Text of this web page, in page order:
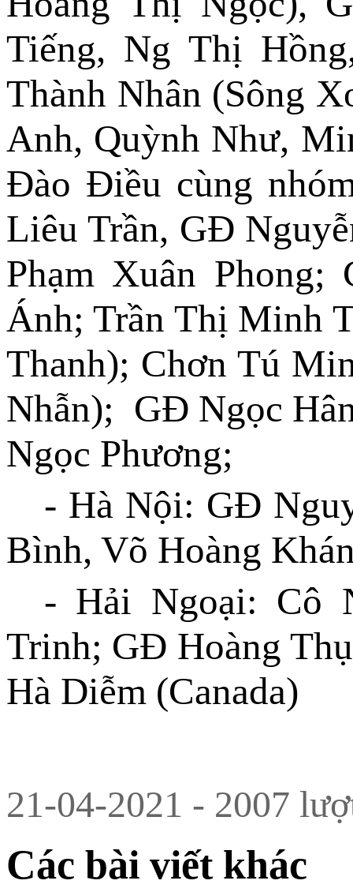
Tiếng, Ng Thị
Thành Nhân (Sông
Anh, Quỳnh Như,
Đào Điều cùng
Liêu Trần, GĐ
Phạm Xuân
Ánh; Trần Thị Minh
Thanh); Chơn Tú
Nhẫn); GĐ Ngọc
Ngọc Phương;
- Hà Nội: GĐ
Bình, Võ Hoàng
- Hải Ngoại: Cô
Trinh; GĐ Hoàng
Hà Diễm (Canada)
21-04-2021 - 2007
Các bài viết khác